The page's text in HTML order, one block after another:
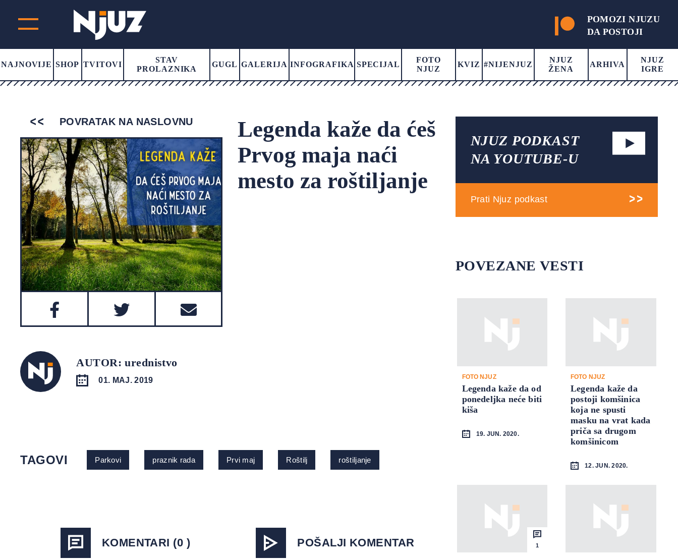
POMOZI NJUZU
DA POSTOJI
NAJNOVIJE SHOP TVITOVI
STAV
PROLAZNIKA
GUGL GALERIJA INFOGRAFIKA SPECIJAL
FOTO
NJUZ
KVIZ #NIJENJUZ
NJUZ
ŽENA
ARHIVA
NJUZ
IGRE
POVRATAK NA NASLOVNU
AUTOR: urednistvo
01. MAJ. 2019
Legenda kaže da ćeš
Prvog maja naći
mesto za roštiljanje
TAGOVI Parkovi praznik rada Prvi maj Roštilj roštiljanje
KOMENTARI (0 ) POŠALJI KOMENTAR
NJUZ PODKAST
NA YOUTUBE-U
Prati Njuz podkast
POVEZANE VESTI
FOTO NJUZ
Legenda kaže da od
ponedeljka neće biti
kiša
19. JUN. 2020.
FOTO NJUZ
Legenda kaže da
postoji komšinica
koja ne spusti
masku na vrat kada
priča sa drugom
komšinicom
12. JUN. 2020.
1